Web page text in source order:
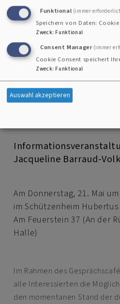
Zur Zukunft der
Jacqueline Barraud-Volk
Am Donnerstag, 21. Mai
im Schützenheim
Am Feuerstein 37 (An der
Halle)
Im Rahmen des
alle Interessierten die
den momentanen Stand der
Funktional (immer
Speichern von Daten:
Zweck: Funktional
Consent Manager (immer
Cookie Consent speichert
Zweck: Funktional
Auswahl akzeptieren